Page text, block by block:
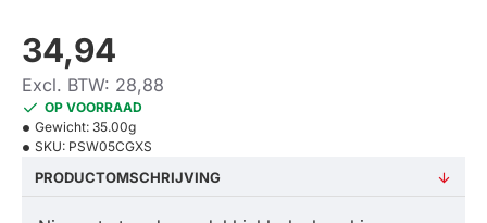
34,94
Excl. BTW: 28,88
OP VOORRAAD
Gewicht: 35.00g
SKU: PSW05CGXS
PRODUCTOMSCHRIJVING